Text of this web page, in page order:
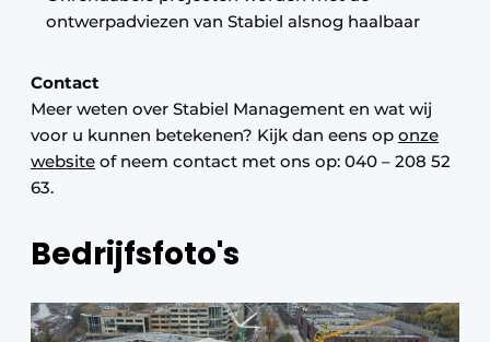
ontwerpadviezen van Stabiel alsnog haalbaar
Contact
Meer weten over Stabiel Management en wat wij
voor u kunnen betekenen? Kijk dan eens op onze
website of neem contact met ons op: 040 – 208 52
63.
Bedrijfsfoto's